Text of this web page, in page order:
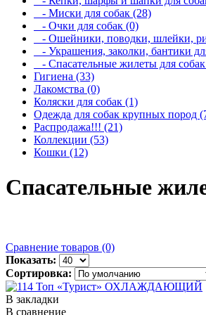
- Миски для собак (28)
- Очки для собак (0)
- Ошейники, поводки, шлейки,
- Украшения, заколки, бантики
- Спасательные жилеты для
Гигиена (33)
Лакомства (0)
Коляски для собак (1)
Одежда для собак крупных пород
Распродажа!!! (21)
Коллекции (53)
Кошки (12)
Спасательные
Сравнение товаров (0)
Показать:
Сортировка:
В закладки
В сравнение